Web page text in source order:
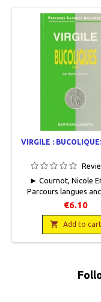
VIRGILE :
► Cournot, Nicole
Parcours langues
Bertrand-Lacoste,
126 pages, broché.
9782735210336 Les
de la
€6.10
 Add to cart